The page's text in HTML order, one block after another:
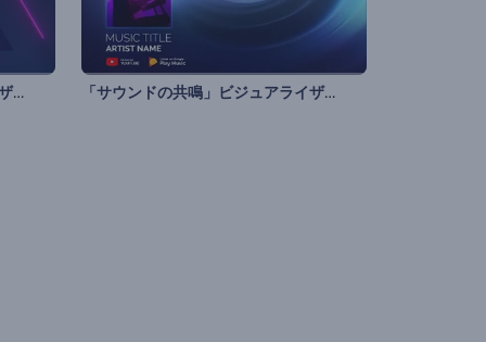
脈動ネオンシェイプビジュアライザー 「サウンドの共鳴」ビジュアライザー